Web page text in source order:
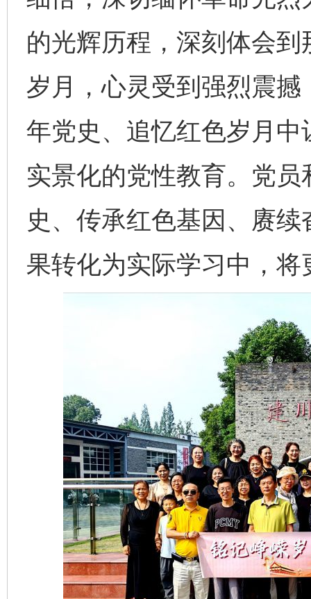
的光辉历程，深刻体会
岁月，心灵受到强烈震
年党史、追忆红色岁月
实景化的党性教育。党
史、传承红色基因、赓
果转化为实际学习中，